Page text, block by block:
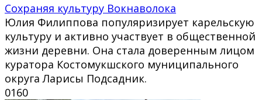
Сохраняя культуру Вокнаволока
Юлия Филиппова популяризирует карельскую
культуру и активно участвует в общественной
жизни деревни. Она стала доверенным лицом
куратора Костомукшского муниципального
округа Ларисы Подсадник.
0160